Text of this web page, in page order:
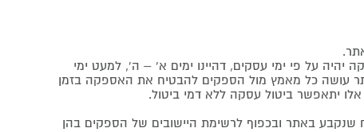
יהיה על פי ימי עסקים, דהיינו ימים א' – ה', למעט ימי
עושה כל מאמץ מול הספקים להבטיח את האספקה בזמן
יתאפשר ביטול עסקה ללא דמי ביטול.
באתר ובכפוף לרשימת היישובים של הספקים בהן